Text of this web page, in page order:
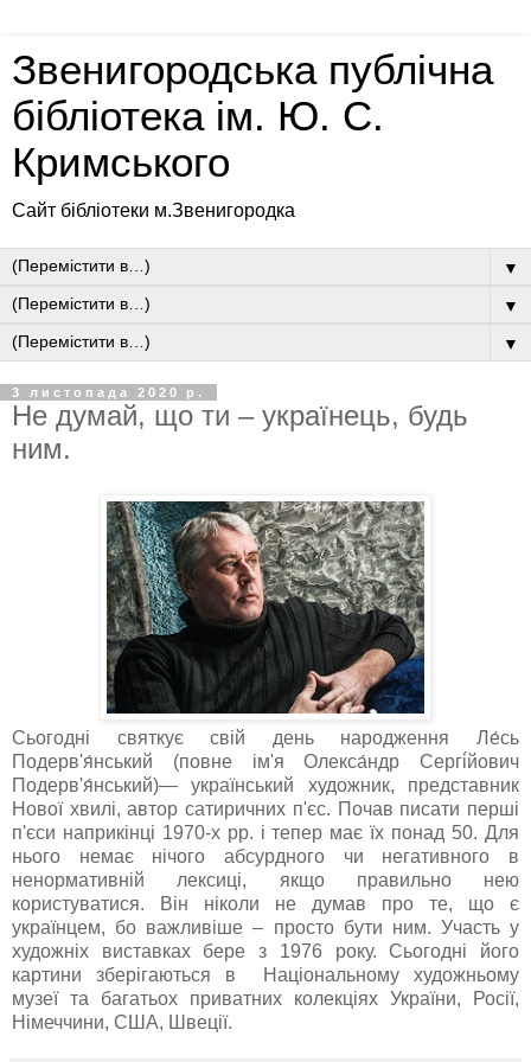
Звенигородська публічна
бібліотека ім. Ю. С.
Кримського
Сайт бібліотеки м.Звенигородка
▼
▼
▼
3 листопада 2020 р.
Не думай, що ти – українець, будь
ним.
Сьогодні святкує свій день народження Ле́сь
Подерв'я́нський (повне ім'я Олекса́ндр Сергі́йович
Подерв'я́нський)— український художник, представник
Нової хвилі, автор сатиричних п'єс. Почав писати перші
п'єси наприкінці 1970-х рр. і тепер має їх понад 50. Для
нього немає нічого абсурдного чи негативного в
ненормативній лексиці, якщо правильно нею
користуватися. Він ніколи не думав про те, що є
українцем, бо важливіше – просто бути ним. Участь у
художніх виставках бере з 1976 року. Сьогодні його
картини зберігаються в Національному художньому
музеї та багатьох приватних колекціях України, Росії,
Німеччини, США, Швеції.